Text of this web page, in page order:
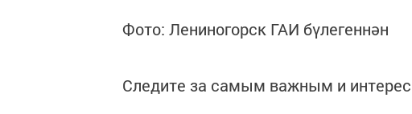
Фото: Лениногорск ГАИ бүлегеннән
Следите за самым важным и